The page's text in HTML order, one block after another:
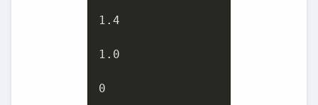
1.4
1.0
0